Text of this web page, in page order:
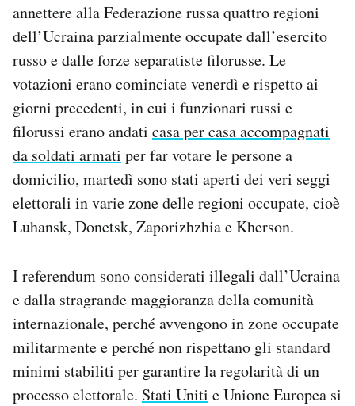
Area Personale
Newsletter
Notifiche mobile
Regala il Post
Hai bisogno di aiuto?
Esci
annettere alla Federazione russa quattro regioni
dell’Ucraina parzialmente occupate dall’esercito
russo e dalle forze separatiste filorusse. Le
votazioni erano cominciate venerdì e rispetto ai
giorni precedenti, in cui i funzionari russi e
filorussi erano andati casa per casa accompagnati
da soldati armati per far votare le persone a
domicilio, martedì sono stati aperti dei veri seggi
elettorali in varie zone delle regioni occupate, cioè
Luhansk, Donetsk, Zaporizhzhia e Kherson.
I referendum sono considerati illegali dall’Ucraina
e dalla stragrande maggioranza della comunità
internazionale, perché avvengono in zone occupate
militarmente e perché non rispettano gli standard
minimi stabiliti per garantire la regolarità di un
processo elettorale. Stati Uniti e Unione Europea si